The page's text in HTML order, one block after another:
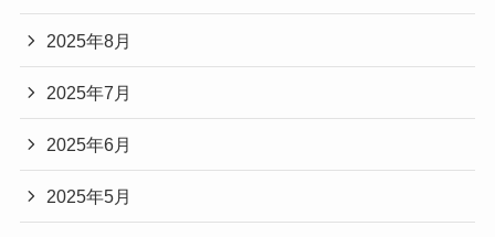
2025年8月
2025年7月
2025年6月
2025年5月